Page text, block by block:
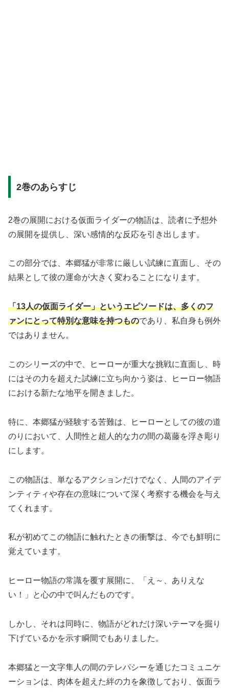
2巻のあらすじ
2巻の展開における仮面ライダーの物語は、読者に予想外
の展開を提供し、深い感情的な反応を引き出します。
この部分では、本郷猛が非常に厳しい試練に直面し、その
結果として彼の運命が大きく変わることになります。
「13人の仮面ライダー」というエピソードは、多くのフ
ァンにとって特別な意味を持つものであり、私自身も例外
ではありません。
このシリーズの中で、ヒーローが重大な挑戦に直面し、時
にはその力を超えた試練に立ち向かう姿は、ヒーロー物語
における新たな地平を開きました。
特に、本郷猛が経験する苦難は、ヒーローとしての彼の道
のりにおいて、人間性と超人的な力の間の葛藤を浮き彫り
にします。
この物語は、単なるアクションだけでなく、人間のアイデ
ンティティや存在の意味について深く考察する機会を与え
てくれます。
私が初めてこの物語に触れたときの衝撃は、今でも鮮明に
覚えています。
ヒーロー物語の常識を覆す展開に、「え～、ありえな
い！」と心の中で叫んだものです。
しかし、それは同時に、物語がどれだけ深いテーマを掘り
下げているかを示す瞬間でもありました。
本郷猛と一文字隼人の間のテレパシーを通じたコミュニケ
ーションは、肉体を超えた絆の力を象徴しており、仮面ラ